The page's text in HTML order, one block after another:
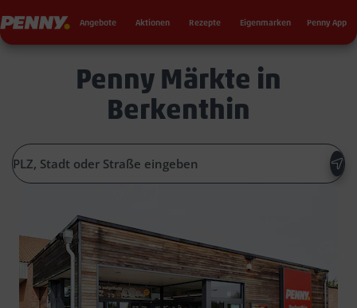
Penny Angebote Aktionen Rezepte Eigenmarken Penny App
Penny Märkte in
Berkenthin